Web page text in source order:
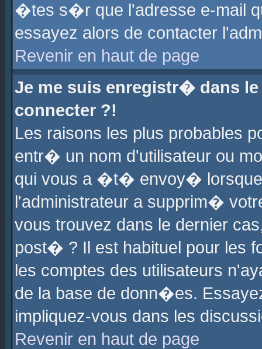
�tes s�r que l'adresse e-mail
essayez alors de contacter
Revenir en haut de page
Je me suis enregistr� dans
connecter ?!
Les raisons les plus probables
entr� un nom d'utilisateur ou
qui vous a �t� envoy�
l'administrateur a supprim�
vous trouvez dans le dernier
post� ? Il est habituel pour les
les comptes des utilisateurs
de la base de donn�es.
impliquez-vous dans les
Revenir en haut de page